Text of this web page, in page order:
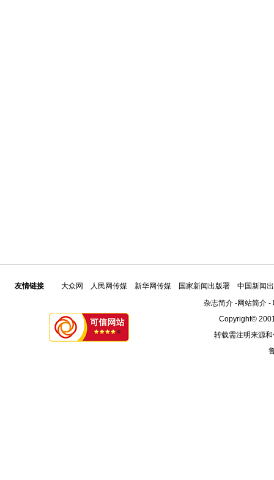
友情链接 大众网 人民网传媒 新华网传媒 国家新闻出版署
中国新闻
杂志简介-网站简介-
Copyright©
转载需注明来源